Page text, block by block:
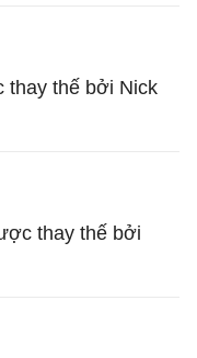
thay thế bởi Nick
thay thế bởi